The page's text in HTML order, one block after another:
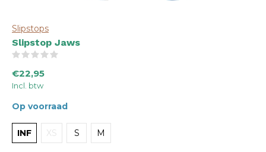
Slipstops
Slipstop Jaws
€22,95
Incl. btw
Op voorraad
INF XS S M